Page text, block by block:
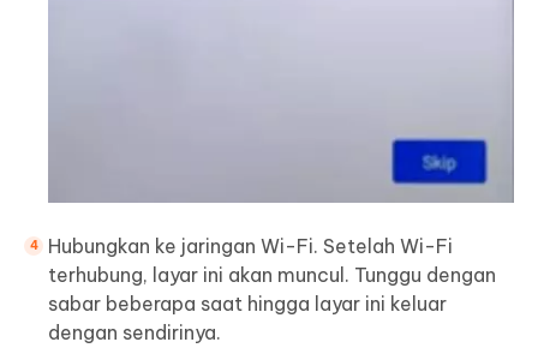
Hubungkan ke jaringan Wi-Fi. Setelah Wi-Fi
terhubung, layar ini akan muncul. Tunggu dengan
sabar beberapa saat hingga layar ini keluar
dengan sendirinya.